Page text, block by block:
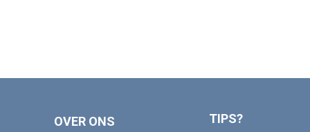
OVER ONS TIPS?